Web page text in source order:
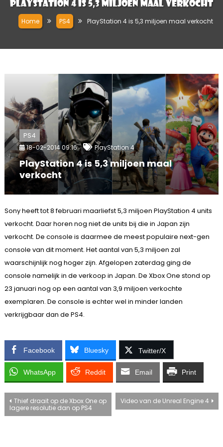
PlayStation 4 is 5,3 miljoen maal verkocht
Home PS4 PlayStation 4 is 5,3 miljoen maal verkocht
PS4
18-02-2014 09:16 PlayStation 4
PlayStation 4 is 5,3 miljoen maal
verkocht
Sony heeft tot 8 februari maarliefst 5,3 miljoen PlayStation 4 units
verkocht. Daar horen nog niet de units bij die in Japan zijn
verkocht. De console is daarmee de meest populaire next-gen
console van dit moment. Het aantal van 5,3 miljoen zal
waarschijnlijk nog hoger zijn. Afgelopen zaterdag ging de
console namelijk in de verkoop in Japan. De Xbox One stond op
23 januari nog op een aantal van 3,9 miljoen verkochte
exemplaren. De console is echter wel in minder landen
verkrijgbaar dan de PS4.
Facebook Bluesky Twitter/X
WhatsApp Reddit Email Print
Bericht
Thief draait op de Xbox One op
lagere resolutie dan op PS4
Video van de Unreal Engine 4